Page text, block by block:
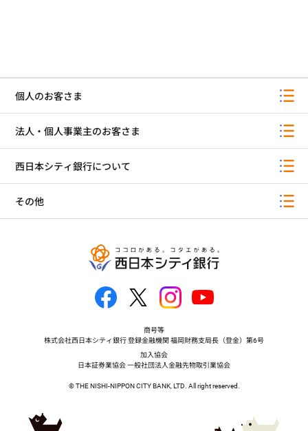
個人のお客さま
法人・個人事業主のお客さま
西日本シティ銀行について
その他
商号等
株式会社西日本シティ銀行 登録金融機関 福岡財務支局長（登金）第6号
加入協会
日本証券業協会 一般社団法人金融先物取引業協会
© THE NISHI-NIPPON CITY BANK, LTD. All right reserved.